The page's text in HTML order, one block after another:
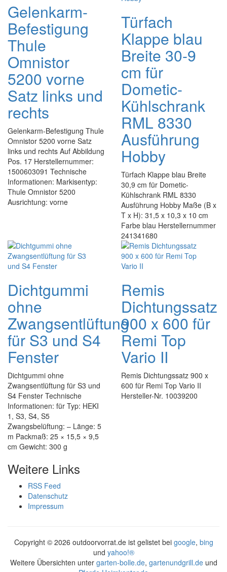
Gelenkarm-
Befestigung
Thule
Omnistor
5200 vorne
Satz links und
rechts
Gelenkarm-Befestigung Thule
Omnistor 5200 vorne Satz
links und rechts Auf Abbildung
Pos. 17 Herstellernummer:
1500603091 Technische
Informationen: Markisentyp:
Thule Omnistor 5200
Ausrichtung: vorne
Türfach
Klappe blau
Breite 30-9
cm für
Dometic-
Kühlschrank
RML 8330
Ausführung
Hobby
Türfach Klappe blau Breite
30,9 cm für Dometic-
Kühlschrank RML 8330
Ausführung Hobby Maße (B x
T x H): 31,5 x 10,3 x 10 cm
Farbe blau Herstellernummer
241341680
Dichtgummi
ohne
Zwangsentlüftung
für S3 und S4
Fenster
Dichtgummi ohne
Zwangsentlüftung für S3 und
S4 Fenster Technische
Informationen: für Typ: HEKI
1, S3, S4, S5
Zwangsbelüftung: – Länge: 5
m Packmaß: 25 × 15,5 × 9,5
cm Gewicht: 300 g
Remis
Dichtungssatz
900 x 600 für
Remi Top
Vario II
Remis Dichtungssatz 900 x
600 für Remi Top Vario II
Hersteller-Nr. 10039200
Weitere Links
RSS Feed
Datenschutz
Impressum
Copyright © 2026 outdoorvorrat.de ist gelistet bei google, bing
und yahoo!®
Weitere Übersichten unter garten-bolle.de, gartenundgrill.deund